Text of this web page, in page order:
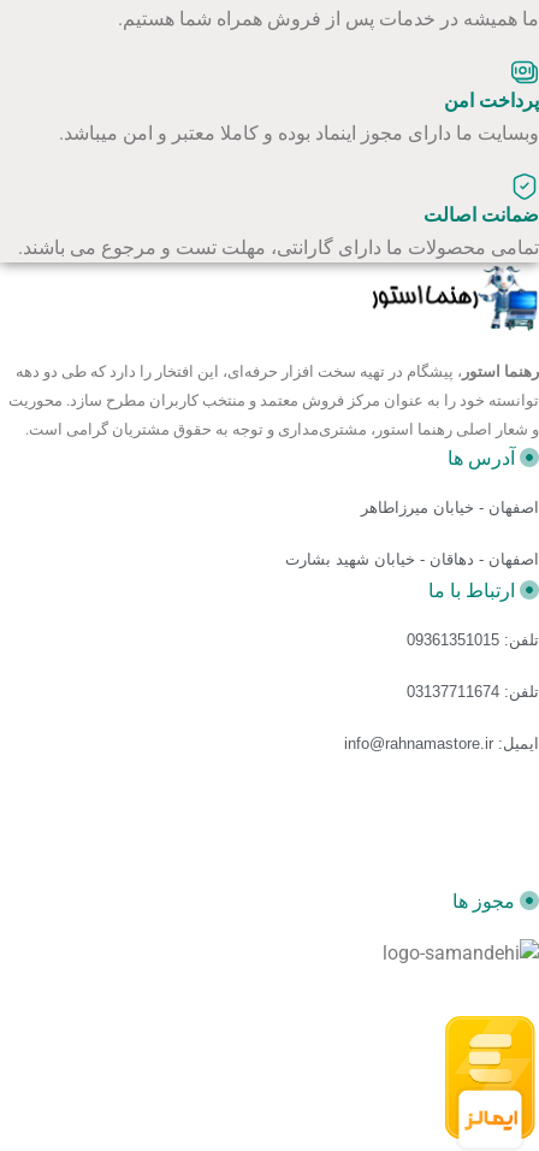
ما همیشه در خدمات پس از فروش همراه شما هستیم.
پرداخت امن
وبسایت ما دارای مجوز اینماد بوده و کاملا معتبر و امن میباشد.
ضمانت اصالت
تمامی محصولات ما دارای گارانتی، مهلت تست و مرجوع می باشند.
رهنما استور ، پیشگام در تهیه سخت افزار حرفه‌ای، این افتخار را دارد که طی دو دهه
توانسته خود را به عنوان مرکز فروش معتمد و منتخب کاربران مطرح سازد. محوریت
و شعار اصلی رهنما استور، مشتری‌مداری و توجه به حقوق مشتریان گرامی است.
آدرس ها
اصفهان - خیابان میرزاطاهر
اصفهان - دهاقان - خیابان شهید بشارت
ارتباط با ما
تلفن: 09361351015
تلفن: 03137711674
ایمیل: info@rahnamastore.ir
مجوز ها